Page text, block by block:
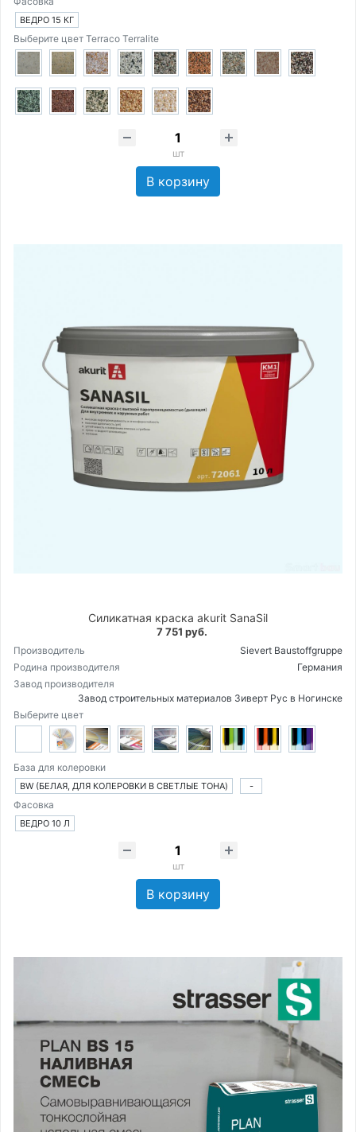
ВЕДРО 15 КГ
Выберите цвет Terraco Terralite
шт
В корзину
Силикатная краска akurit SanaSil
7 751 руб.
Производитель
Sievert Baustoffgruppe
Родина производителя
Германия
Завод производителя
Завод строительных материалов Зиверт Рус в Ногинске
Выберите цвет
База для колеровки
BW (БЕЛАЯ, ДЛЯ КОЛЕРОВКИ В СВЕТЛЫЕ ТОНА) -
Фасовка
ВЕДРО 10 Л
шт
В корзину